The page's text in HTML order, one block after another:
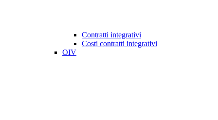
Contratti integrativi
Costi contratti integrativi
OIV